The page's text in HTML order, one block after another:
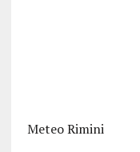
Meteo Rimini